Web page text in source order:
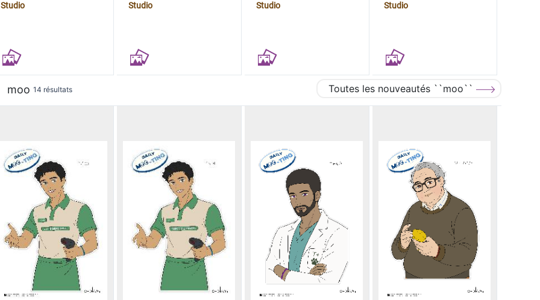
Studio
Studio
Studio
Studio
moo 14 résultats Toutes les nouveautés ``moo``